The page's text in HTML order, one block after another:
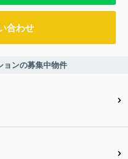
合わせ
ョンの募集中物件